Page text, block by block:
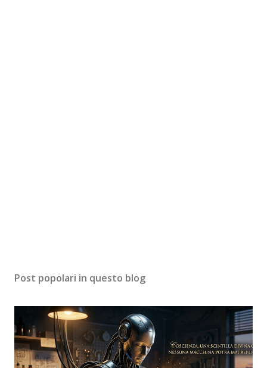
Post popolari in questo blog